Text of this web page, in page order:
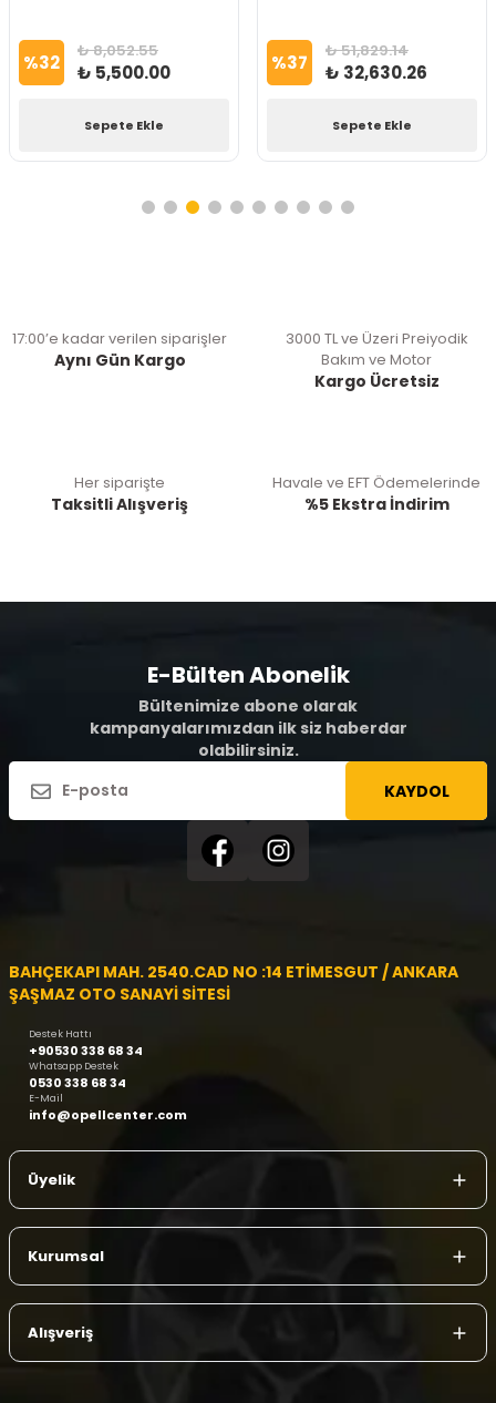
%32 ₺ 8,052.55
₺ 5,500.00
Sepete Ekle
%37 ₺ 51,829.14
₺ 32,630.26
Sepete Ekle
17:00’e kadar verilen siparişler
Aynı Gün Kargo
3000 TL ve Üzeri Preiyodik
Bakım ve Motor
Kargo Ücretsiz
Her siparişte
Taksitli Alışveriş
Havale ve EFT Ödemelerinde
%5 Ekstra İndirim
E-Bülten Abonelik
Bültenimize abone olarak
kampanyalarımızdan ilk siz haberdar
olabilirsiniz.
KAYDOL
BAHÇEKAPI MAH. 2540.CAD NO :14 ETİMESGUT / ANKARA
ŞAŞMAZ OTO SANAYİ SİTESİ
Destek Hattı
+90530 338 68 34
Whatsapp Destek
0530 338 68 34
E-Mail
info@opellcenter.com
Üyelik
Kurumsal
Alışveriş